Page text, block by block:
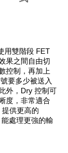
用雙階段 FET
果之間自由切
控制，再加上
要多少被送入
外，Dry 控制可
度，非常適合
供更高的
處理更強的輸